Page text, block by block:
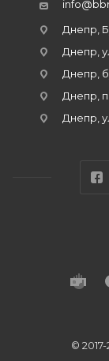
Днепр,
Днепр,
Днепр,
Днепр,
Днепр,
©